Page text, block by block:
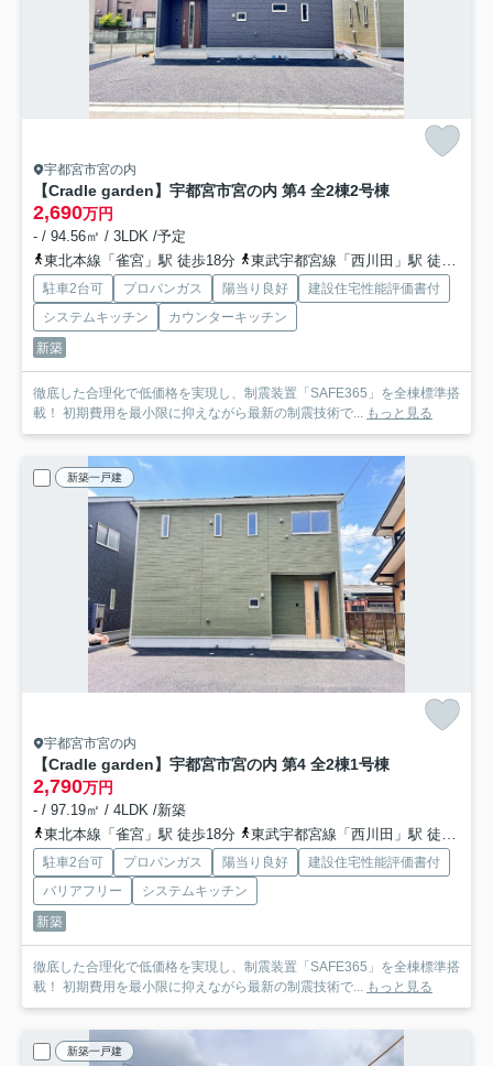
宇都宮市宮の内
【Cradle garden】宇都宮市宮の内 第4 全2棟2号棟
2,690万円
- / 94.56㎡ / 3LDK /予定
東北本線「雀宮」駅 徒歩18分
東武宇都宮線「西川田」駅 徒歩41分
駐車2台可 プロパンガス 陽当り良好
建設住宅性能評価書付
システムキッチン
カウンターキッチン
新築
徹底した合理化で低価格を実現し、制震装置「SAFE365」を全棟標準搭
載！ 初期費用を最小限に抑えながら最新の制震技術で...
もっと見る
新築一戸建
宇都宮市宮の内
【Cradle garden】宇都宮市宮の内 第4 全2棟1号棟
2,790万円
- / 97.19㎡ / 4LDK /新築
東北本線「雀宮」駅 徒歩18分
東武宇都宮線「西川田」駅 徒歩41分
駐車2台可 プロパンガス 陽当り良好
建設住宅性能評価書付
バリアフリー
システムキッチン
新築
徹底した合理化で低価格を実現し、制震装置「SAFE365」を全棟標準搭
載！ 初期費用を最小限に抑えながら最新の制震技術で...
もっと見る
新築一戸建